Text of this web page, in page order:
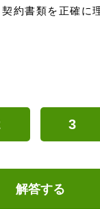
約書類を正確に
3
解答する